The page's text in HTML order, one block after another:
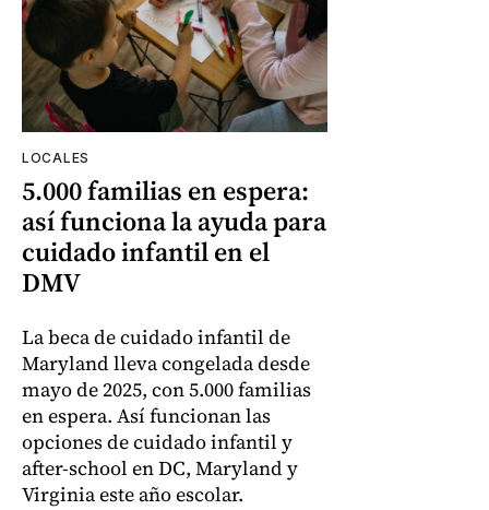
LOCALES
5.000 familias en espera:
así funciona la ayuda para
cuidado infantil en el
DMV
La beca de cuidado infantil de
Maryland lleva congelada desde
mayo de 2025, con 5.000 familias
en espera. Así funcionan las
opciones de cuidado infantil y
after-school en DC, Maryland y
Virginia este año escolar.